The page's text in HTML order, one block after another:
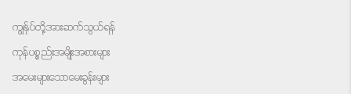
ကျွန်ုပ်တို့အားဆက်သွယ်ရန်
ကုန်ပစ္စည်းအမျိုးအစားများ
အမေးများသောမေးခွန်းများ